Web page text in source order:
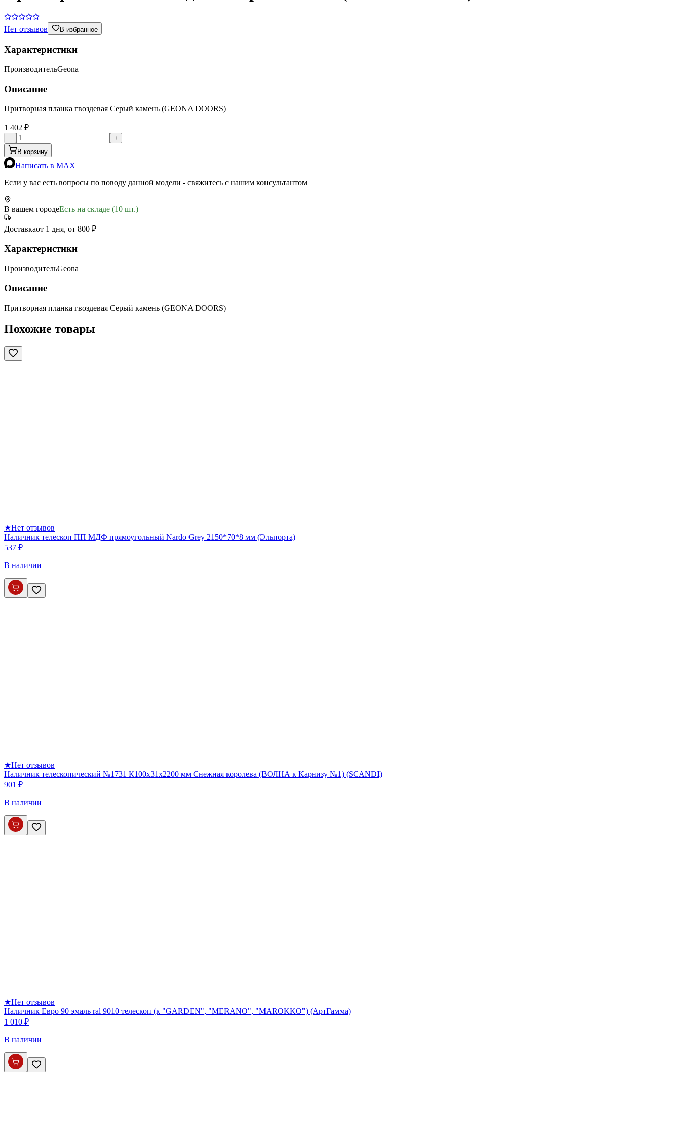
Нет отзывов В избранное
Характеристики
ПроизводительGeona
Описание
Притворная планка гвоздевая Серый камень (GEONA DOORS)
1 402 ₽
−
+
В корзину
Написать в MAX
Если у вас есть вопросы по поводу данной модели - свяжитесь с нашим консультантом
В вашем городеЕсть на складе (10 шт.)
Доставкаот 1 дня, от 800 ₽
Характеристики
ПроизводительGeona
Описание
Притворная планка гвоздевая Серый камень (GEONA DOORS)
Похожие товары
★Нет отзывов
Наличник телескоп ПП МДФ прямоугольный Nardo Grey 2150*70*8 мм (Эльпорта)
537 ₽
В наличии
★Нет отзывов
Наличник телескопический №1731 К100х31х2200 мм Снежная королева (ВОЛНА к Карнизу №1) (SCANDI)
901 ₽
В наличии
★Нет отзывов
Наличник Евро 90 эмаль ral 9010 телескоп (к "GARDEN", "MERANO", "MAROKKO") (АртГамма)
1 010 ₽
В наличии